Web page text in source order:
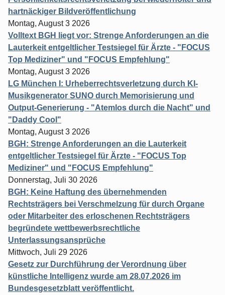
hartnäckiger Bildveröffentlichung
Montag, August 3 2026
Volltext BGH liegt vor: Strenge Anforderungen an die
Lauterkeit entgeltlicher Testsiegel für Ärzte - "FOCUS
Top Mediziner" und "FOCUS Empfehlung"
Montag, August 3 2026
LG München I: Urheberrechtsverletzung durch KI-
Musikgenerator SUNO durch Memorisierung und
Output-Generierung - "Atemlos durch die Nacht" und
"Daddy Cool"
Montag, August 3 2026
BGH: Strenge Anforderungen an die Lauterkeit
entgeltlicher Testsiegel für Ärzte - "FOCUS Top
Mediziner" und "FOCUS Empfehlung"
Donnerstag, Juli 30 2026
BGH: Keine Haftung des übernehmenden
Rechtsträgers bei Verschmelzung für durch Organe
oder Mitarbeiter des erloschenen Rechtsträgers
begründete wettbewerbsrechtliche
Unterlassungsansprüche
Mittwoch, Juli 29 2026
Gesetz zur Durchführung der Verordnung über
künstliche Intelligenz wurde am 28.07.2026 im
Bundesgesetzblatt veröffentlicht.